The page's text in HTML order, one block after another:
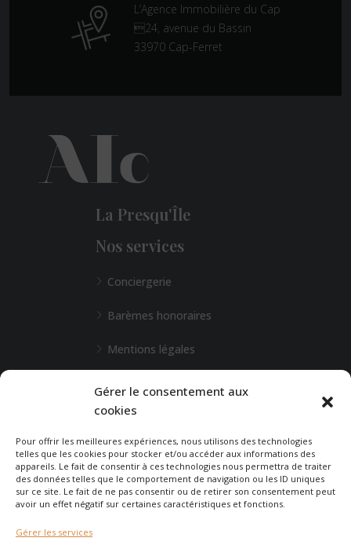
Gérer le consentement aux
cookies
Pour offrir les meilleures expériences, nous utilisons des technologies
telles que les cookies pour stocker et/ou accéder aux informations des
appareils. Le fait de consentir à ces technologies nous permettra de traiter
des données telles que le comportement de navigation ou les ID uniques
sur ce site. Le fait de ne pas consentir ou de retirer son consentement peut
avoir un effet négatif sur certaines caractéristiques et fonctions.
Gérer les services
L’Agence Immobilière du Cap
24, avenue du Bassin
33970 Cap-Ferret
La Presqu'Île
Nos services
Conciergerie
Barèmes honoraires
Mentions légales
Une demande particulière ?
CONTACTEZ-NOUS